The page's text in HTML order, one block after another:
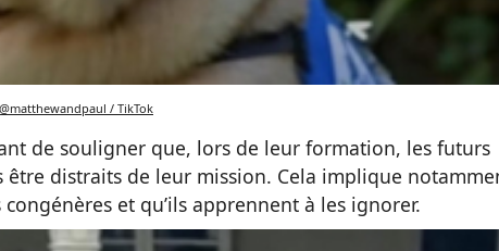
@matthewandpaul / TikTok
de souligner que, lors de leur formation, les futurs
être distraits de leur mission. Cela implique
et qu’ils apprennent à les ignorer.